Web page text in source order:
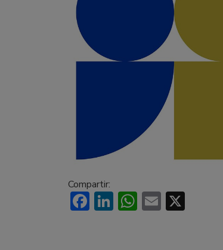
Compartir:
Facebook
LinkedIn
WhatsApp
Email